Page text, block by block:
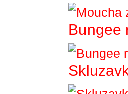
Bungee